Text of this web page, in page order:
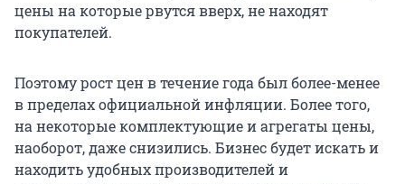
цены на которые рвутся вверх, не находят
покупателей.
Поэтому рост цен в течение года был более-менее
в пределах официальной инфляции. Более того,
на некоторые комплектующие и агрегаты цены,
наоборот, даже снизились. Бизнес будет искать и
находить удобных производителей и